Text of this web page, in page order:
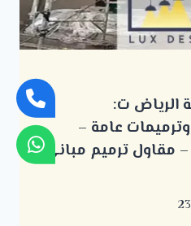
الرياض ت:
صيانة وترميمات عامة –
مقاول ترميم مباني